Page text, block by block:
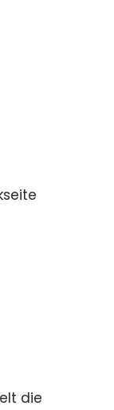
die